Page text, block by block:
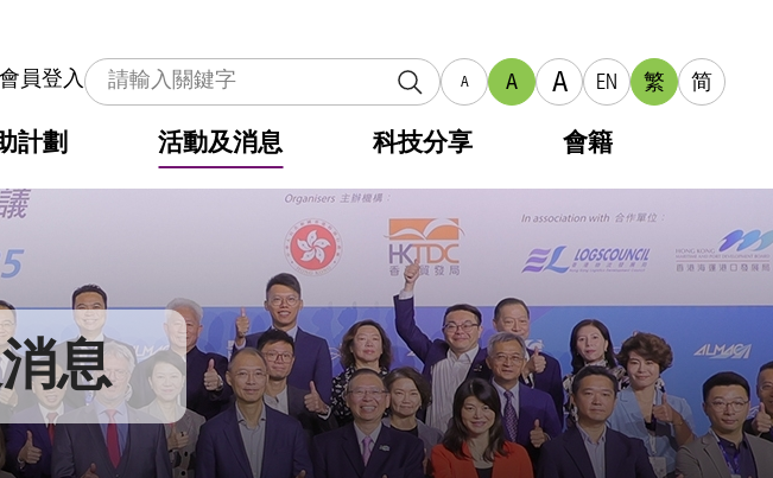
會員登入 A A A EN 繁 简
計劃 活動及消息 科技分享 會籍
息